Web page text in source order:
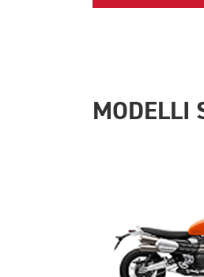
MODELLI